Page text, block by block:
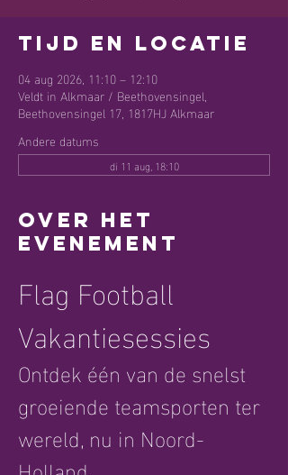
Tijd en locatie
04 aug 2026, 11:10 – 12:10
Veldt in Alkmaar / Beethovensingel,
Beethovensingel 17, 1817HJ Alkmaar
Andere datums
di 11 aug, 18:10
Over het
evenement
Flag Football
Vakantiesessies
Ontdek één van de snelst
groeiende teamsporten ter
wereld, nu in Noord-